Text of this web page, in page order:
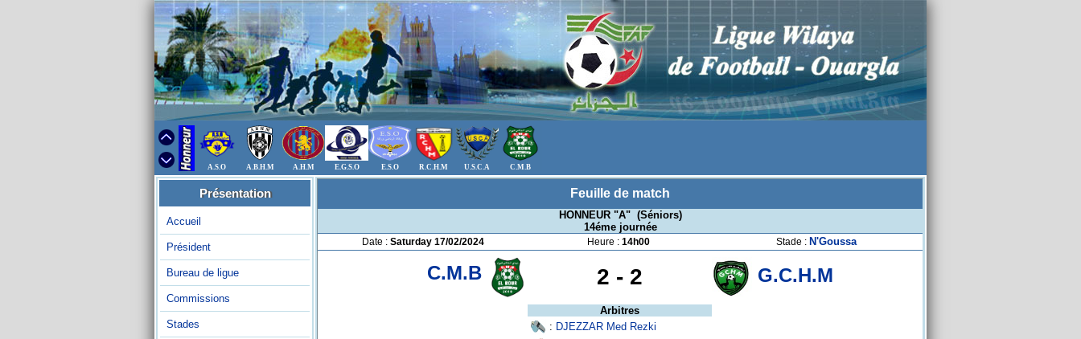
A.S.O A.B.H.M A.H.M E.G.S.O E.S.O R.C.H.M U.S.C.A C.M.B
Présentation
Accueil
Président
Bureau de ligue
Commissions
Stades
Feuille de match
HONNEUR "A" (Séniors)
14éme journée
Date : Saturday 17/02/2024 Heure : 14h00 Stade : N'Goussa
C.M.B 2 - 2 G.C.H.M
Arbitres
: DJEZZAR Med Rezki